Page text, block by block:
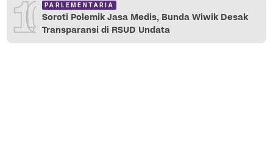
10 PARLEMENTARIA
Soroti Polemik Jasa Medis, Bunda Wiwik Desak
Transparansi di RSUD Undata